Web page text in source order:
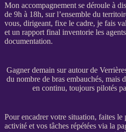
Mon accompagnement se déroule à
de 9h à 18h, sur l’ensemble du
vous, dirigeant, fixe le cadre, je fais
et un rapport final inventorie les agents
documentation.
Gagner demain sur autour de
du nombre de bras embauchés, mais
en continu, toujours pilotés
Pour encadrer votre situation, faites
activité et vos tâches répétées via la